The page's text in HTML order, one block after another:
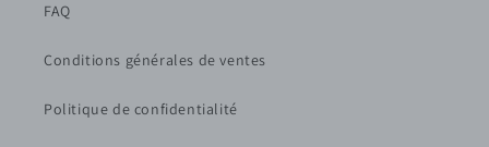
FAQ
Conditions générales de ventes
Politique de confidentialité